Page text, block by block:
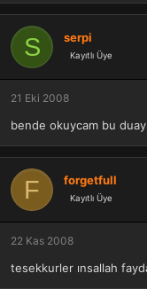
S serpi
Kayıtlı Üye
21 Eki 2008
bende okuycam bu
F forgetfull
Kayıtlı Üye
22 Kas 2008
tesekkurler ınsallah